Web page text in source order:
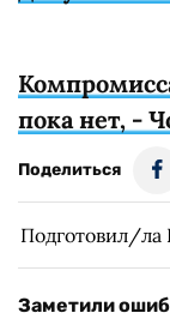
пока нет, -
Поделиться
Подготовил/
Заметили